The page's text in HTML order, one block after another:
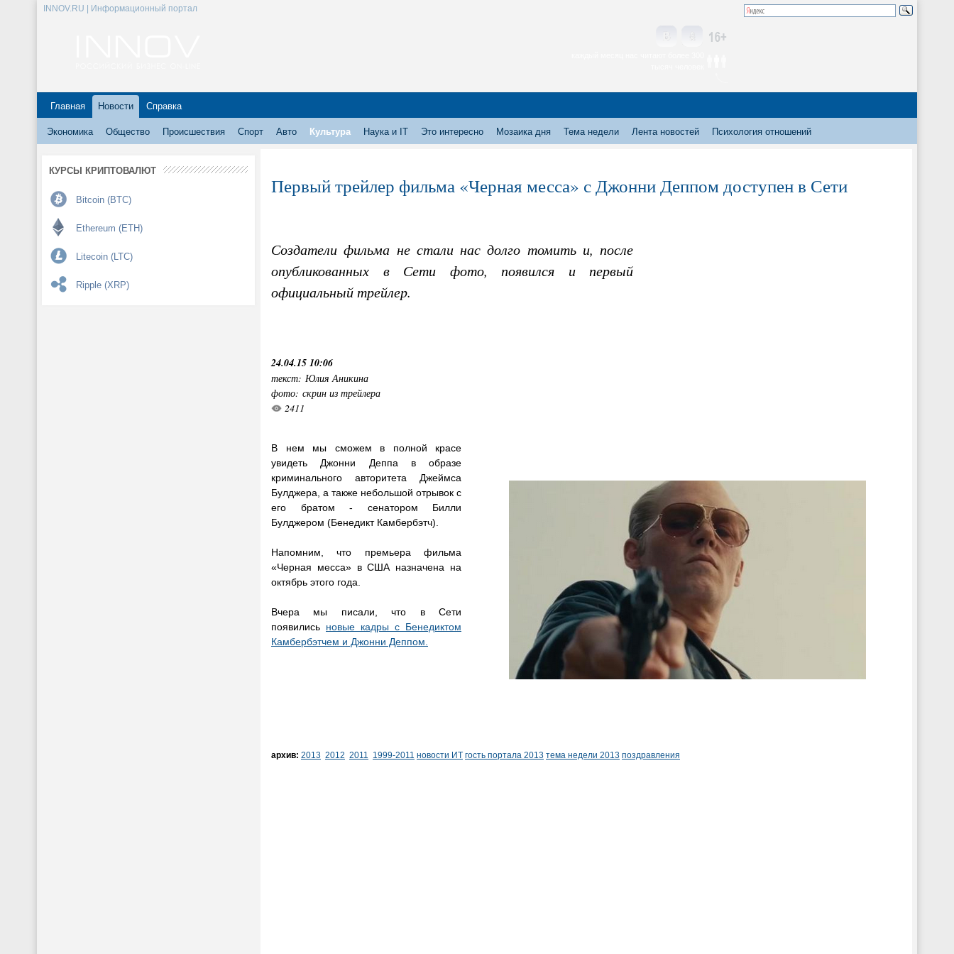
INNOV.RU | Информационный портал
Главная Новости Справка
Экономика Общество Происшествия Спорт Авто Культура Наука и IT Это интересно Мозаика дня Тема недели Лента новостей Психология отношений
КУРСЫ КРИПТОВАЛЮТ
Bitcoin (BTC)
Ethereum (ETH)
Litecoin (LTC)
Ripple (XRP)
Первый трейлер фильма «Черная месса» с Джонни Деппом доступен в Сети
Создатели фильма не стали нас долго томить и, после
опубликованных в Сети фото, появился и первый
официальный трейлер.
24.04.15 10:06
текст: Юлия Аникина
фото: скрин из трейлера
2411
В нем мы сможем в полной красе
увидеть Джонни Деппа в образе
криминального авторитета Джеймса
Булджера, а также небольшой отрывок с
его братом - сенатором Билли
Булджером (Бенедикт Камбербэтч).
Напомним, что премьера фильма
«Черная месса» в США назначена на
октябрь этого года.
Вчера мы писали, что в Сети
появились новые кадры с Бенедиктом
Камбербэтчем и Джонни Деппом.
архив: 2013 2012 2011 1999-2011 новости ИТ гость портала 2013 тема недели 2013 поздравления